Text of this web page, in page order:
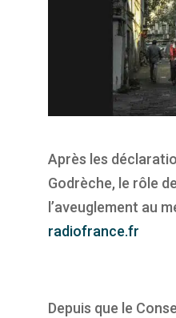
Après les
Godrèche, le rôle
l’aveuglement au
radiofrance.fr
Depuis que le